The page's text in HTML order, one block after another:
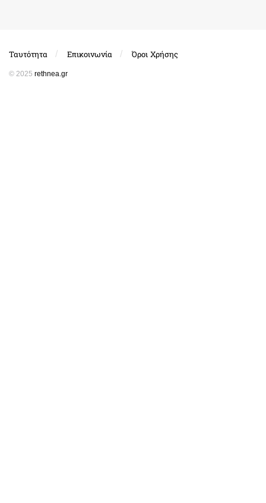
Ταυτότητα Επικοινωνία Όροι Χρήσης
© 2025 rethnea.gr